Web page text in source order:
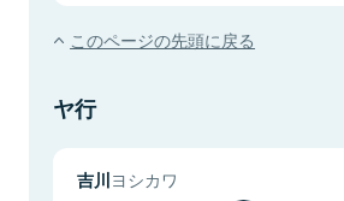
このページの先頭に戻る
ヤ行
吉川ヨシカワ